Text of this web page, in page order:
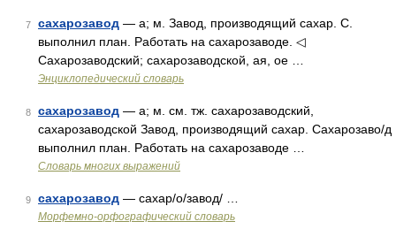
7 сахарозавод — а; м. Завод, производящий сахар. С.
выполнил план. Работать на сахарозаводе. ◁
Сахарозаводский; сахарозаводской, ая, ое …
Энциклопедический словарь
8 сахарозавод — а; м. см. тж. сахарозаводский,
сахарозаводской Завод, производящий сахар. Сахарозаво/д
выполнил план. Работать на сахарозаводе …
Словарь многих выражений
9 сахарозавод — сахар/о/завод/ …
Морфемно-орфографический словарь